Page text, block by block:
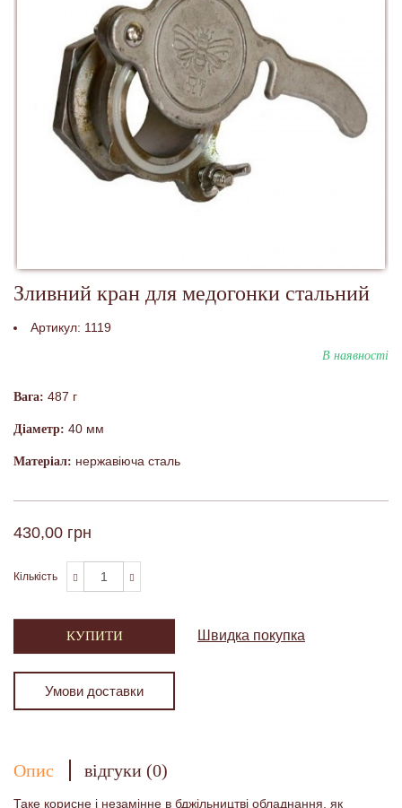
Зливний кран для медогонки стальний
Артикул: 1119
В наявності
Вага: 487 г
Діаметр: 40 мм
Матеріал: нержавіюча сталь
430,00 грн
Кількість
КУПИТИ Швидка покупка
Умови доставки
Опис відгуки (0)
Таке корисне і незамінне в бджільництві обладнання, як